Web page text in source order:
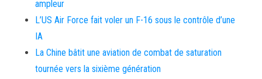
ampleur
L’US Air Force fait voler un F-16 sous le contrôle d’une
IA
La Chine bâtit une aviation de combat de saturation
tournée vers la sixième génération